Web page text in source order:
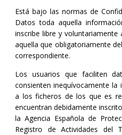
Está bajo las normas de
Datos toda aquella
inscribe libre y voluntariamente
aquella que obligatoriamente
correspondiente.
Los usuarios que faciliten
consienten inequívocamente
a los ficheros de los que es
encuentran debidamente
la Agencia Española de
Registro de Actividades del